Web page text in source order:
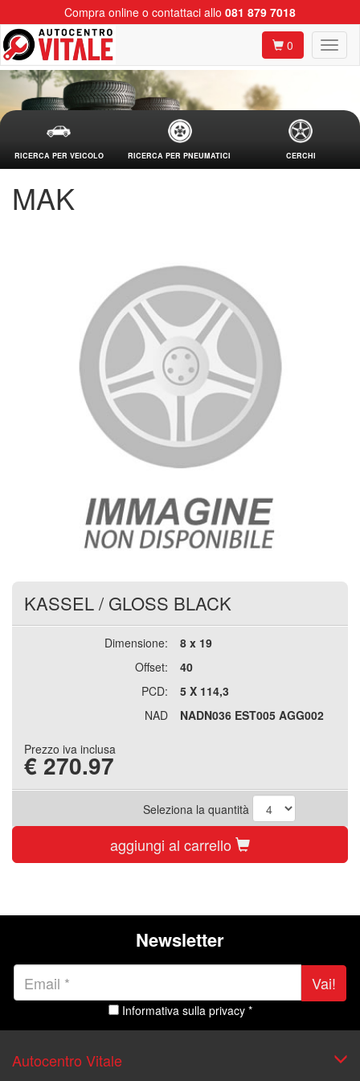
Compra online o contattaci allo 081 879 7018
0
RICERCA PER VEICOLO RICERCA PER PNEUMATICI CERCHI
MAK
KASSEL/ GLOSS BLACK
Dimensione:
8 x 19
Offset:
40
PCD:
5 X 114,3
NAD
NADN036 EST005 AGG002
Prezzo iva inclusa
€ 270.97
Seleziona la quantità
aggiungi al carrello
Newsletter
Vai!
Informativa sulla privacy *
Autocentro Vitale